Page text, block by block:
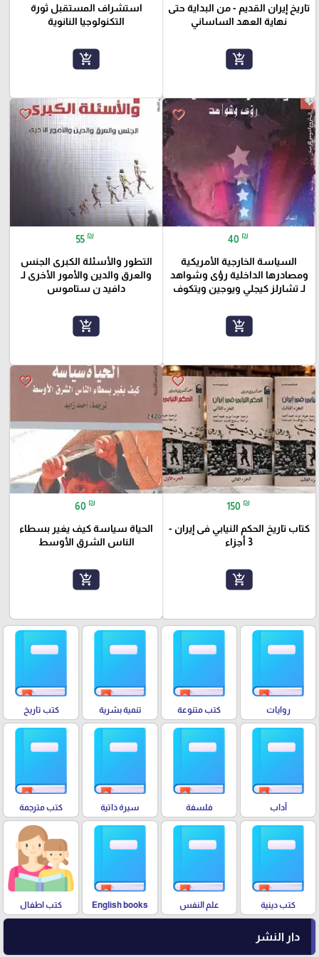
تاريخ إيران القديم - من البداية حتى
نهاية العهد الساساني
add_shopping_cart
استشراف المستقبل ثورة
التكنولوجيا النانوية
add_shopping_cart
favorite_border
40 ₪
السياسة الخارجية الأمريكية
ومصادرها الداخلية رؤى وشواهد
لـ تشارلز كيجلي ويوجين ويتكوف
add_shopping_cart
favorite_border
55 ₪
التطور والأسئلة الكبرى الجنس
والعرق والدين والأمور الأخرى لـ
دافيد ن ستاموس
add_shopping_cart
favorite_border
150 ₪
كتاب تاريخ الحكم النيابي فى إيران -
3 أجزاء
add_shopping_cart
favorite_border
60 ₪
الحياة سياسة كيف يغير بسطاء
الناس الشرق الأوسط
add_shopping_cart
روايات كتب متنوعة تنمية بشرية كتب تاريخ
آداب فلسفة سيرة ذاتية كتب مترجمة
كتب دينية علم النفس English books كتب اطفال
دار النشر